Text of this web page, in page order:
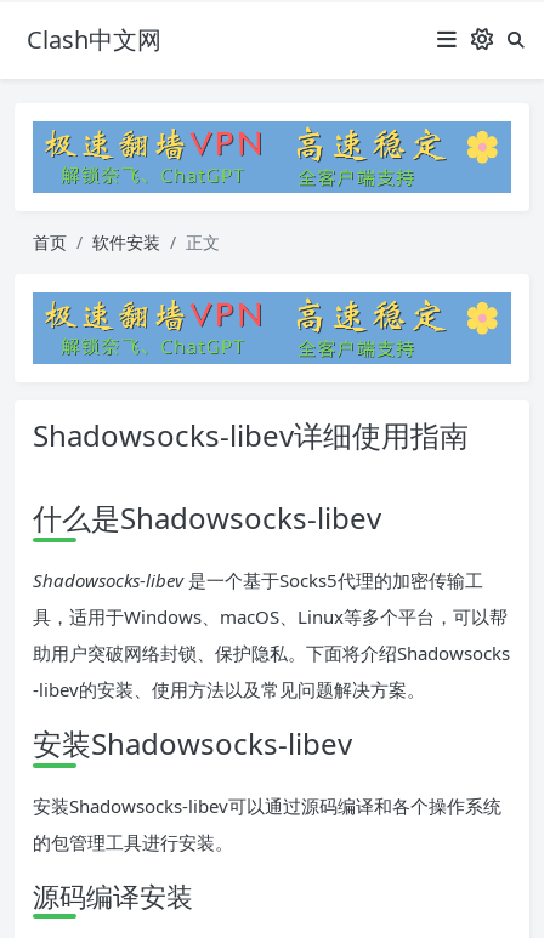
Clash中文网
首页 软件安装 正文
Shadowsocks-libev详细使用指南
什么是Shadowsocks-libev
Shadowsocks-libev是一个基于Socks5代理的加密传输工
具，适用于Windows、macOS、Linux等多个平台，可以帮
助用户突破网络封锁、保护隐私。下面将介绍Shadowsocks
-libev的安装、使用方法以及常见问题解决方案。
安装Shadowsocks-libev
安装Shadowsocks-libev可以通过源码编译和各个操作系统
的包管理工具进行安装。
源码编译安装